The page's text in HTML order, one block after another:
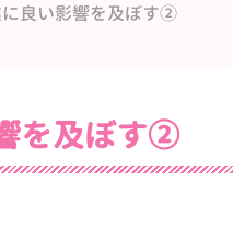
良い影響を及ぼす②
を及ぼす②